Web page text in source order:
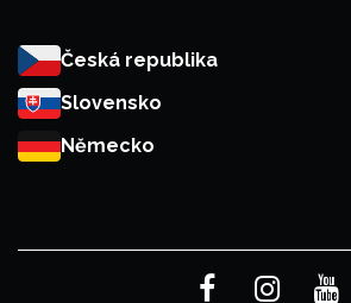
Česká republika
Slovensko
Německo